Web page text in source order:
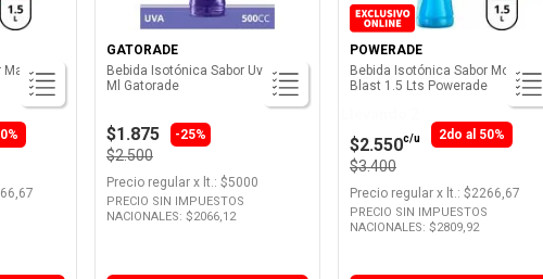
GATORADE
Bebida Isotónica Sabor Uva 500
Ml Gatorade
$1.875 -25%
$2.500
Precio regular x lt.: $5000
PRECIO SIN IMPUESTOS
NACIONALES: $2066,12
POWERADE
Bebida Isotónica Sabor Mountain
Blast 1.5 Lts Powerade
$2.550c/u 2do al 50%
$3.400
Precio regular x lt.: $2266,67
PRECIO SIN IMPUESTOS
NACIONALES: $2809,92